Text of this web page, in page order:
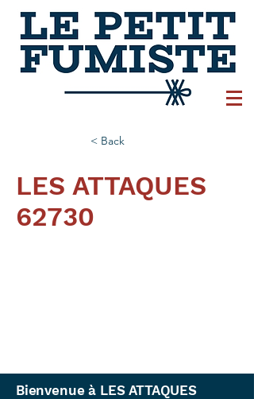
< Back
LES ATTAQUES
62730
Bienvenue à LES ATTAQUES